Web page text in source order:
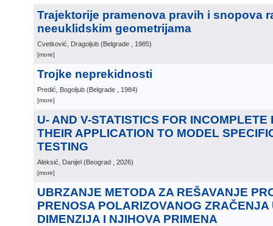
Trajektorije pramenova pravih i snopova
neeuklidskim geometrijama
Cvetković, Dragoljub (Belgrade , 1985)
[more]
Trojke neprekidnosti
Predić, Bogoljub (Belgrade , 1984)
[more]
U- AND V-STATISTICS FOR INCOMPLETE
THEIR APPLICATION TO MODEL
TESTING
Aleksić, Danijel (Beograd , 2026)
[more]
UBRZANJE METODA ZA REŠAVANJE
PRENOSA POLARIZOVANOG ZRAČENJA
DIMENZIJA I NJIHOVA PRIMENA